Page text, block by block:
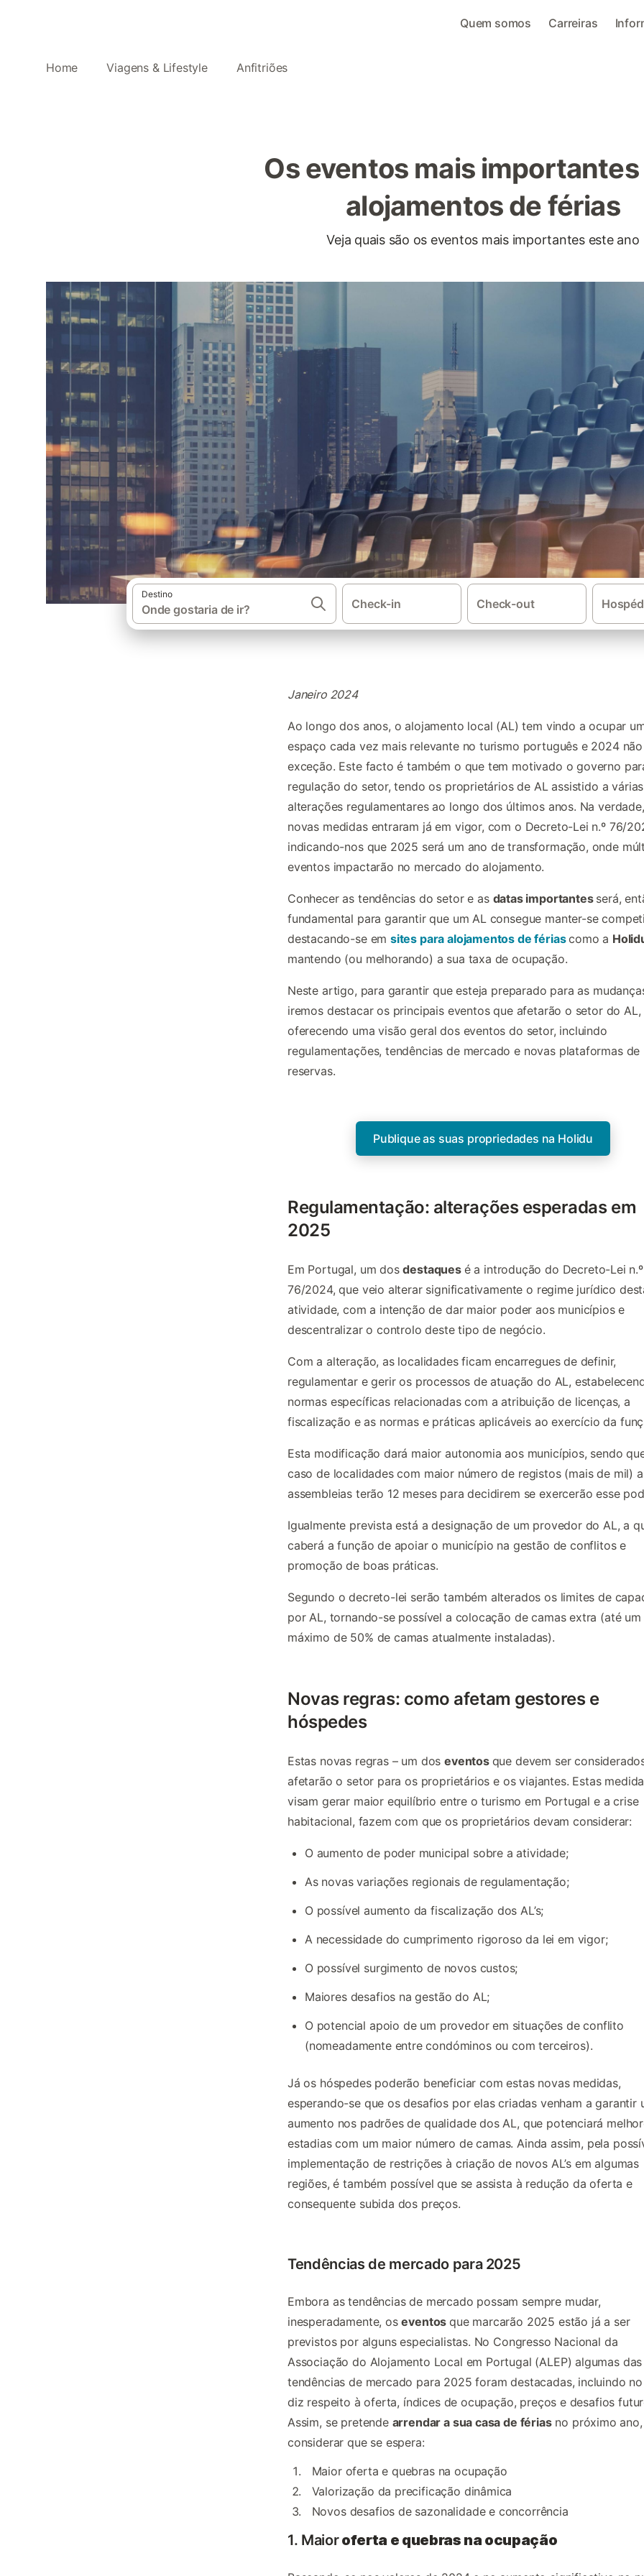
Quem somos Carreiras
Home Viagens & Lifestyle Anfitriões
Os eventos mais
alojamentos de férias
Veja quais são os eventos mais importantes este ano
Destino
Check-in Check-out
Janeiro 2024
Ao longo dos anos, o alojamento local (AL) tem vindo a ocupar
espaço cada vez mais relevante no turismo português e 2024
exceção. Este facto é também o que tem motivado o governo
regulação do setor, tendo os proprietários de AL assistido a várias
alterações regulamentares ao longo dos últimos anos. Na verdade,
novas medidas entraram já em vigor, com o Decreto-Lei n.º 76/
indicando-nos que 2025 será um ano de transformação, onde
eventos impactarão no mercado do alojamento.
Conhecer as tendências do setor e as datas importantes será,
fundamental para garantir que um AL consegue manter-se
destacando-se emsites para alojamentos de fériascomo a
mantendo (ou melhorando) a sua taxa de ocupação.
Neste artigo, para garantir que esteja preparado para as
iremos destacar os principais eventos que afetarão o setor do AL,
oferecendo uma visão geral dos eventos do setor, incluindo
regulamentações, tendências de mercado e novas plataformas de
reservas.
Publique as suas propriedades na Holidu
Regulamentação: alterações esperadas em
2025
Em Portugal, um dosdestaques é a introdução do Decreto-Lei n.º
76/2024, que veio alterar significativamente o regime jurídico
atividade, com a intenção de dar maior poder aos municípios e
descentralizar o controlo deste tipo de negócio.
Com a alteração, as localidades ficam encarregues de definir,
regulamentar e gerir os processos de atuação do AL,
normas específicas relacionadas com a atribuição de licenças, a
fiscalização e as normas e práticas aplicáveis ao exercício da
Esta modificação dará maior autonomia aos municípios, sendo
caso de localidades com maior número de registos (mais de mil)
assembleias terão 12 meses para decidirem se exercerão esse
Igualmente prevista está a designação de um provedor do AL, a
caberá a função de apoiar o município na gestão de conflitos e
promoção de boas práticas.
Segundo o decreto-lei serão também alterados os limites de
por AL, tornando-se possível a colocação de camas extra (até um
máximo de 50% de camas atualmente instaladas).
Novas regras: como afetam gestores e
hóspedes
Estas novas regras – um doseventos que devem ser
afetarão o setor para os proprietários e os viajantes. Estas
visam gerar maior equilíbrio entre o turismo em Portugal e a crise
habitacional, fazem com que os proprietários devam considerar:
O aumento de poder municipal sobre a atividade;
As novas variações regionais de regulamentação;
O possível aumento da fiscalização dos AL’s;
A necessidade do cumprimento rigoroso da lei em vigor;
O possível surgimento de novos custos;
Maiores desafios na gestão do AL;
O potencial apoio de um provedor em situações de conflito
(nomeadamente entre condóminos ou com terceiros).
Já os hóspedes poderão beneficiar com estas novas medidas,
esperando-se que os desafios por elas criadas venham a garantir
aumento nos padrões de qualidade dos AL, que potenciará
estadias com um maior número de camas. Ainda assim, pela
implementação de restrições à criação de novos AL’s em algumas
regiões, é também possível que se assista à redução da oferta e
consequente subida dos preços.
Tendências de mercado para 2025
Embora as tendências de mercado possam sempre mudar,
inesperadamente, oseventosque marcarão 2025 estão já a ser
previstos por alguns especialistas. No Congresso Nacional da
Associação do Alojamento Local em Portugal (ALEP) algumas das
tendências de mercado para 2025 foram destacadas, incluindo
diz respeito à oferta, índices de ocupação, preços e desafios
Assim, se pretende arrendar a sua casa de fériasno próximo
considerar que se espera:
Maior oferta e quebras na ocupação
Valorização da precificação dinâmica
Novos desafios de sazonalidade e concorrência
1. Maioroferta e quebras na ocupação